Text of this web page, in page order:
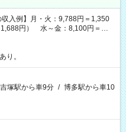
入例】月・火：9,788円＝1,350
円） 水～金：8,100円＝
り。
吉塚駅から車9分 / 博多駅から車10